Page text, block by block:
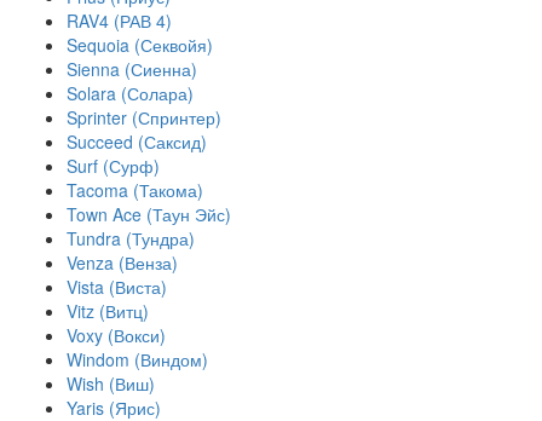
RAV4 (РАВ 4)
Sequoia (Секвойя)
Sienna (Сиенна)
Solara (Солара)
Sprinter (Спринтер)
Succeed (Саксид)
Surf (Сурф)
Tacoma (Такома)
Town Ace (Таун Эйс)
Tundra (Тундра)
Venza (Венза)
Vista (Виста)
Vitz (Витц)
Voxy (Вокси)
Windom (Виндом)
Wish (Виш)
Yaris (Ярис)